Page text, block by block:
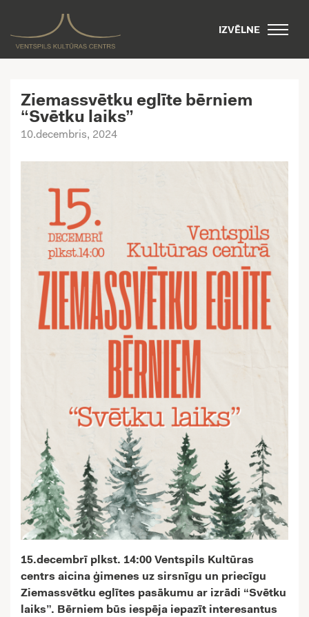
IZVĒLNE
Ziemassvētku eglīte bērniem
“Svētku laiks”
10.decembris, 2024
15.decembrī plkst. 14:00 Ventspils Kultūras
centrs aicina ģimenes uz sirsnīgu un priecīgu
Ziemassvētku eglītes pasākumu ar izrādi “Svētku
laiks”. Bērniem būs iespēja iepazīt interesantus